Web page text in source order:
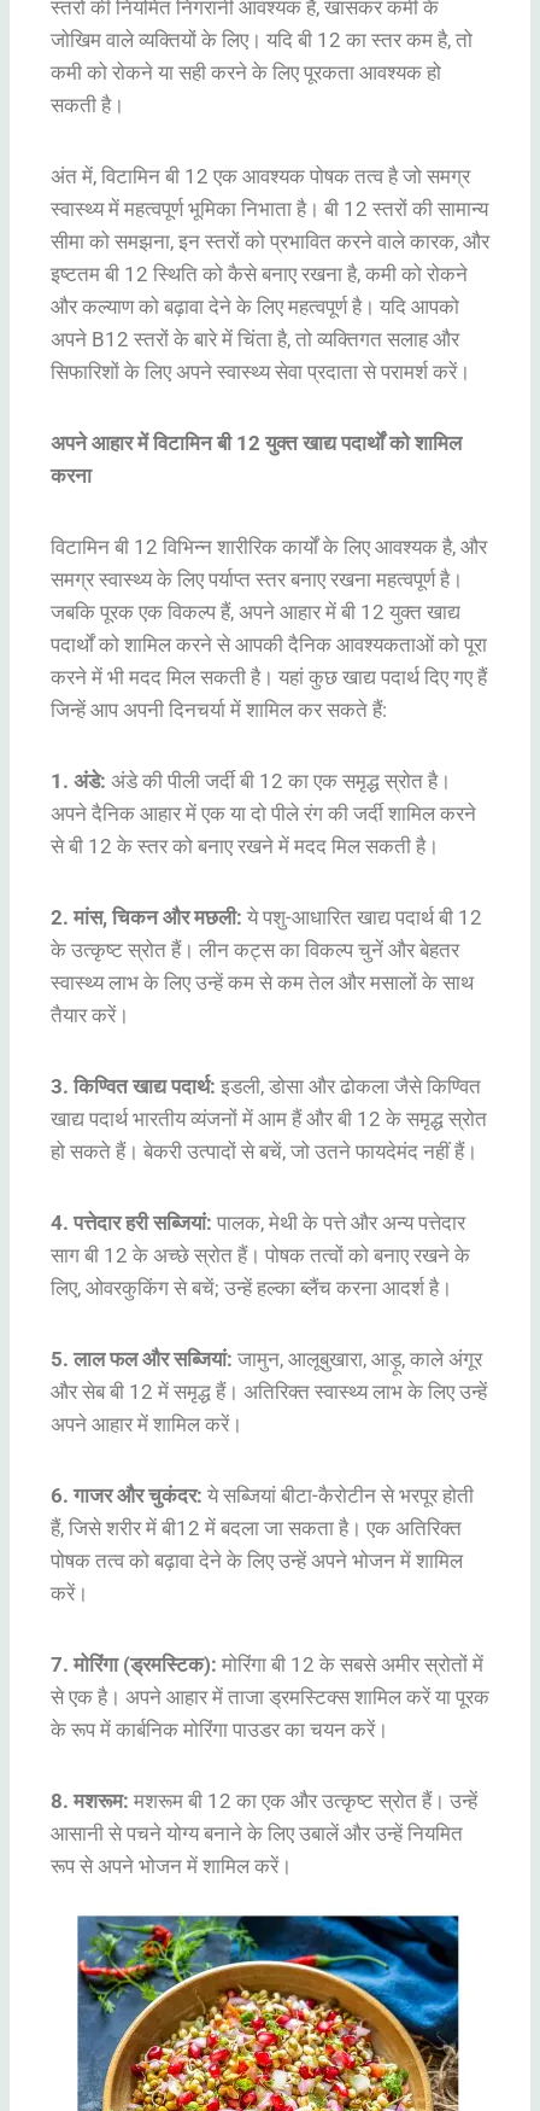
स्तरों की नियमित निगरानी आवश्यक है, खासकर कमी के
जोखिम वाले व्यक्तियों के लिए। यदि बी 12 का स्तर कम है, तो
कमी को रोकने या सही करने के लिए पूरकता आवश्यक हो
सकती है।
अंत में, विटामिन बी 12 एक आवश्यक पोषक तत्व है जो समग्र
स्वास्थ्य में महत्वपूर्ण भूमिका निभाता है। बी 12 स्तरों की सामान्य
सीमा को समझना, इन स्तरों को प्रभावित करने वाले कारक, और
इष्टतम बी 12 स्थिति को कैसे बनाए रखना है, कमी को रोकने
और कल्याण को बढ़ावा देने के लिए महत्वपूर्ण है। यदि आपको
अपने B12 स्तरों के बारे में चिंता है, तो व्यक्तिगत सलाह और
सिफारिशों के लिए अपने स्वास्थ्य सेवा प्रदाता से परामर्श करें।
अपने आहार में विटामिन बी 12 युक्त खाद्य पदार्थों को शामिल
करना
विटामिन बी 12 विभिन्न शारीरिक कार्यों के लिए आवश्यक है, और
समग्र स्वास्थ्य के लिए पर्याप्त स्तर बनाए रखना महत्वपूर्ण है।
जबकि पूरक एक विकल्प हैं, अपने आहार में बी 12 युक्त खाद्य
पदार्थों को शामिल करने से आपकी दैनिक आवश्यकताओं को पूरा
करने में भी मदद मिल सकती है। यहां कुछ खाद्य पदार्थ दिए गए हैं
जिन्हें आप अपनी दिनचर्या में शामिल कर सकते हैं:
1. अंडे: अंडे की पीली जर्दी बी 12 का एक समृद्ध स्रोत है।
अपने दैनिक आहार में एक या दो पीले रंग की जर्दी शामिल करने
से बी 12 के स्तर को बनाए रखने में मदद मिल सकती है।
2. मांस, चिकन और मछली: ये पशु-आधारित खाद्य पदार्थ बी 12
के उत्कृष्ट स्रोत हैं। लीन कट्स का विकल्प चुनें और बेहतर
स्वास्थ्य लाभ के लिए उन्हें कम से कम तेल और मसालों के साथ
तैयार करें।
3. किण्वित खाद्य पदार्थ: इडली, डोसा और ढोकला जैसे किण्वित
खाद्य पदार्थ भारतीय व्यंजनों में आम हैं और बी 12 के समृद्ध स्रोत
हो सकते हैं। बेकरी उत्पादों से बचें, जो उतने फायदेमंद नहीं हैं।
4. पत्तेदार हरी सब्जियां: पालक, मेथी के पत्ते और अन्य पत्तेदार
साग बी 12 के अच्छे स्रोत हैं। पोषक तत्वों को बनाए रखने के
लिए, ओवरकुकिंग से बचें; उन्हें हल्का ब्लैंच करना आदर्श है।
5. लाल फल और सब्जियां: जामुन, आलूबुखारा, आड़ू, काले अंगूर
और सेब बी 12 में समृद्ध हैं। अतिरिक्त स्वास्थ्य लाभ के लिए उन्हें
अपने आहार में शामिल करें।
6. गाजर और चुकंदर: ये सब्जियां बीटा-कैरोटीन से भरपूर होती
हैं, जिसे शरीर में बी12 में बदला जा सकता है। एक अतिरिक्त
पोषक तत्व को बढ़ावा देने के लिए उन्हें अपने भोजन में शामिल
करें।
7. मोरिंगा (ड्रमस्टिक): मोरिंगा बी 12 के सबसे अमीर स्रोतों में
से एक है। अपने आहार में ताजा ड्रमस्टिक्स शामिल करें या पूरक
के रूप में कार्बनिक मोरिंगा पाउडर का चयन करें।
8. मशरूम: मशरूम बी 12 का एक और उत्कृष्ट स्रोत हैं। उन्हें
आसानी से पचने योग्य बनाने के लिए उबालें और उन्हें नियमित
रूप से अपने भोजन में शामिल करें।